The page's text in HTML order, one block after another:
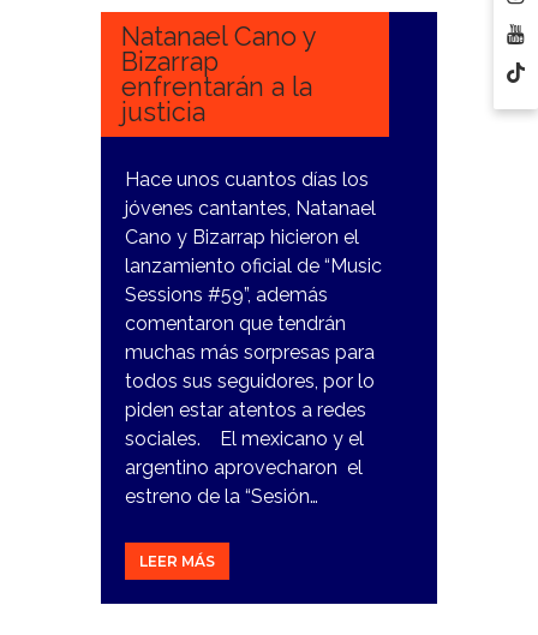
Natanael Cano y
Bizarrap
enfrentarán a la
justicia
Hace unos cuantos días los
jóvenes cantantes, Natanael
Cano y Bizarrap hicieron el
lanzamiento oficial de “Music
Sessions #59”, además
comentaron que tendrán
muchas más sorpresas para
todos sus seguidores, por lo
piden estar atentos a redes
sociales. El mexicano y el
argentino aprovecharon el
estreno de la “Sesión…
LEER MÁS
30